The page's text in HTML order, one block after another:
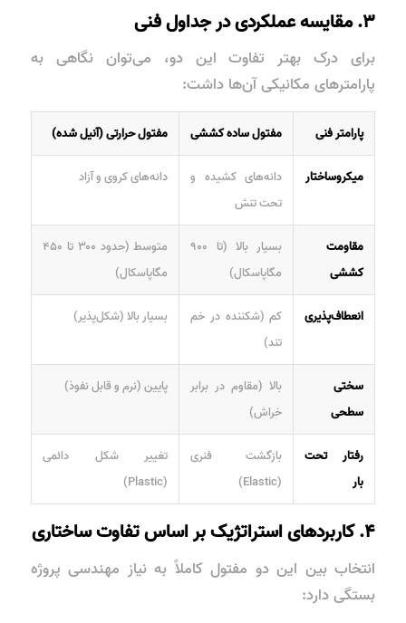
۳. مقایسه عملکردی در جداول فنی
برای درک بهتر تفاوت این دو، می‌توان نگاهی به
پارامترهای مکانیکی آن‌ها داشت:
پارامتر فنی مفتول ساده کششی مفتول حرارتی (آنیل شده)
میکروساختار
دانه‌های کشیده و
تحت تنش
دانه‌های کروی و آزاد
مقاومت
کششی
بسیار بالا (تا ۹۰۰
مگاپاسکال)
متوسط (حدود ۳۰۰ تا ۴۵۰
مگاپاسکال)
انعطاف‌پذیری
کم (شکننده در خم
تند)
بسیار بالا (شکل‌پذیر)
سختی
سطحی
بالا (مقاوم در برابر
خراش)
پایین (نرم و قابل نفوذ)
رفتار تحت
بار
بازگشت فنری
(Elastic)
تغییر شکل دائمی
(Plastic)
۴. کاربردهای استراتژیک بر اساس تفاوت ساختاری
انتخاب بین این دو مفتول کاملاً به نیاز مهندسی پروژه
بستگی دارد: